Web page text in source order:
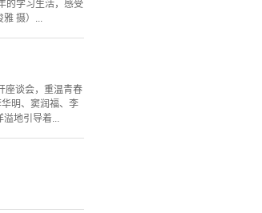
的学习生活，感受
雅 摄）...
座谈会，重温青春
明、窦润福、李
溢地引导着...